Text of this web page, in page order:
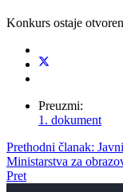
Konkurs ostaje
Preuzmi:
1. dokument
Prethodni članak:
Ministarstva za
Pret